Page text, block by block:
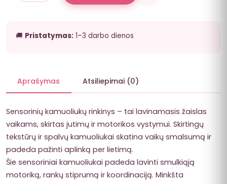
🚚 Pristatymas: 1–3 darbo dienos
Aprašymas Atsiliepimai (0)
Sensorinių kamuoliukų rinkinys – tai lavinamasis žaislas
vaikams, skirtas jutimų ir motorikos vystymui. Skirtingų
tekstūrų ir spalvų kamuoliukai skatina vaikų smalsumą ir
padeda pažinti aplinką per lietimą.
Šie sensoriniai kamuoliukai padeda lavinti smulkiąją
motoriką, rankų stiprumą ir koordinaciją. Minkšta